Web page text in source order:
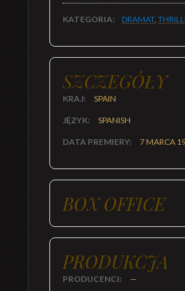
KATEGORIA: DRAMAT,
SZCZEGÓŁY
KRAJ: SPAIN
JĘZYK: SPANISH
DATA PREMIERY: 7 MARCA
BOX OFFICE
PRODUKCJA
PRODUCENCI: —